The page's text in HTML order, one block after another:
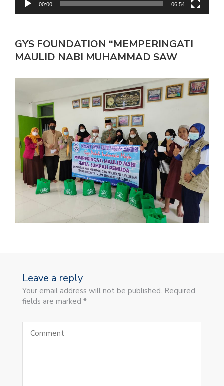
00:00 06:54
GYS FOUNDATION “MEMPERINGATI
MAULID NABI MUHAMMAD SAW
Leave a reply
Your email address will not be published. Required
fields are marked *